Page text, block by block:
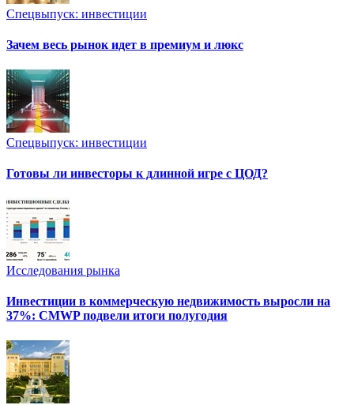
Спецвыпуск: инвестиции
Зачем весь рынок идет в премиум и люкс
Спецвыпуск: инвестиции
Готовы ли инвесторы к длинной игре с ЦОД?
Исследования рынка
Инвестиции в коммерческую недвижимость выросли на
37%: CMWP подвели итоги полугодия